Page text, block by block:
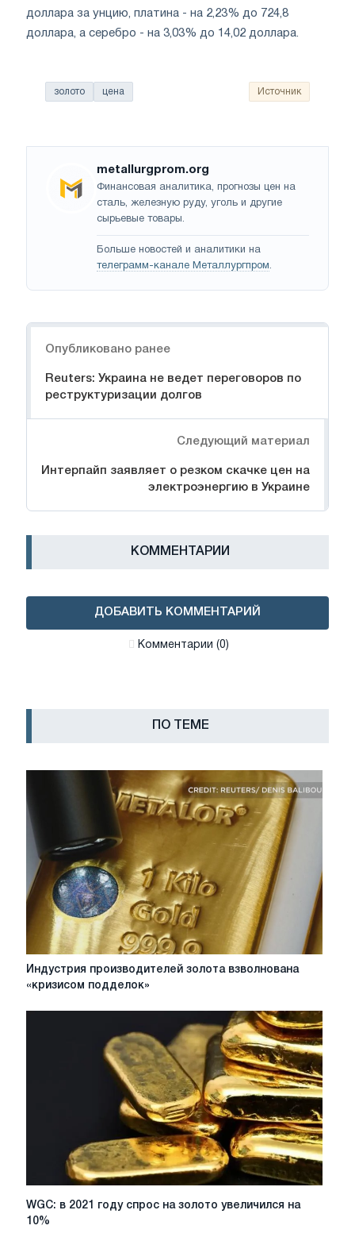
доллара за унцию, платина - на 2,23% до 724,8
доллара, а серебро - на 3,03% до 14,02 доллара.
золото цена Источник
metallurgprom.org
Финансовая аналитика, прогнозы цен на
сталь, железную руду, уголь и другие
сырьевые товары.
Больше новостей и аналитики на
телеграмм-канале Металлургпром.
Опубликовано ранее
Reuters: Украина не ведет переговоров по
реструктуризации долгов
Следующий материал
Интерпайп заявляет о резком скачке цен на
электроэнергию в Украине
КОММЕНТАРИИ
ДОБАВИТЬ КОММЕНТАРИЙ
Комментарии (0)
ПО ТЕМЕ
Индустрия
взволнована
Индустрия производителей золота взволнована
«кризисом подделок»
WGC:
в
WGC: в 2021 году спрос на золото увеличился на
10%